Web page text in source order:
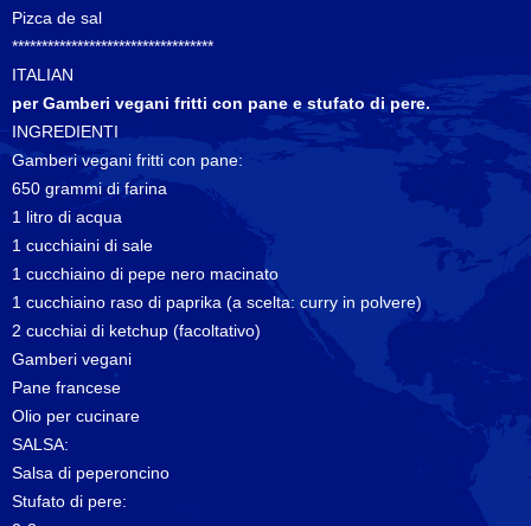
Pizca de sal
**********************************
ITALIAN
per Gamberi vegani fritti con pane e stufato di pere.
INGREDIENTI
Gamberi vegani fritti con pane:
650 grammi di farina
1 litro di acqua
1 cucchiaini di sale
1 cucchiaino di pepe nero macinato
1 cucchiaino raso di paprika (a scelta: curry in polvere)
2 cucchiai di ketchup (facoltativo)
Gamberi vegani
Pane francese
Olio per cucinare
SALSA:
Salsa di peperoncino
Stufato di pere: